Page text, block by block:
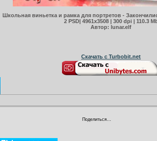
Школьная виньетка и рамка для портретов -
2 PSD| 4961x3508 | 300 dpi | 110.3
Автор: lunar.elf
Скачать с Turbobit.net
Поделиться…